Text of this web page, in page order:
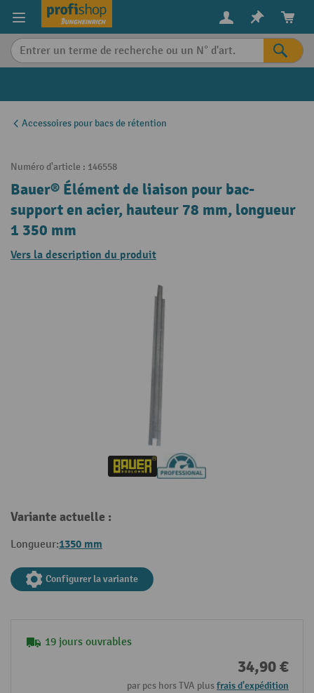
content
Accessoires pour bacs de rétention
Numéro d'article : 146558
Bauer® Élément de liaison pour bac-
support en acier, hauteur 78 mm, longueur
1 350 mm
Vers la description du produit
Variante actuelle :
Longueur:1350 mm
Configurer la variante
19 jours ouvrables
34,90 €
par pcs hors TVA plusfrais d'expédition